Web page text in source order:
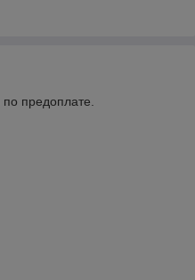
предоплате.